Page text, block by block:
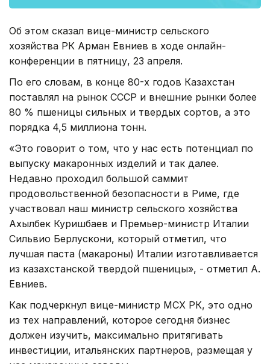
Об этом сказал вице-министр сельского
хозяйства РК Арман Евниев в ходе онлайн-
конференции в пятницу, 23 апреля.
По его словам, в конце 80-х годов Казахстан
поставлял на рынок СССР и внешние рынки более
80 % пшеницы сильных и твердых сортов, а это
порядка 4,5 миллиона тонн.
«Это говорит о том, что у нас есть потенциал по
выпуску макаронных изделий и так далее.
Недавно проходил большой саммит
продовольственной безопасности в Риме, где
участвовал наш министр сельского хозяйства
Ахылбек Куришбаев и Премьер-министр Италии
Сильвио Берлускони, который отметил, что
лучшая паста (макароны) Италии изготавливается
из казахстанской твердой пшеницы», - отметил А.
Евниев.
Как подчеркнул вице-министр МСХ РК, это одно
из тех направлений, которое сегодня бизнес
должен изучить, максимально притягивать
инвестиции, итальянских партнеров, размещая у